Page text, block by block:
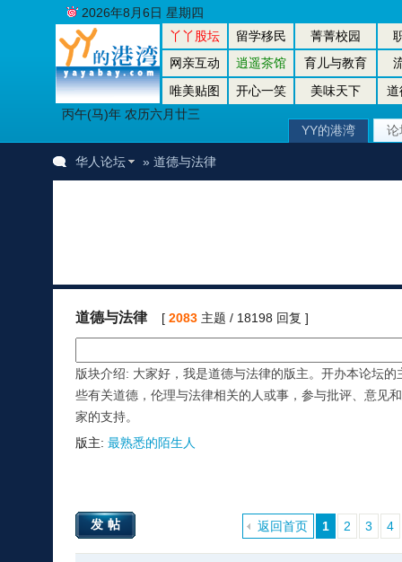
丫丫股坛 留学移民 菁菁校园
网亲互动
逍遥茶馆 育儿与教育
唯美贴图
开心一笑 美味天下
道
丙午(马)年 农历六月廿三
2026年8月6日 星期四
YY的港湾 论
华人论坛 » 道德与法律
道德与法律 [ 2083主题 / 18198 回复 ]
版块介绍: 大家好，我是道德与法律的版主。开办本论坛
些有关道德，伦理与法律相关的人或事，参与批评、意见
家的支持。
版主: 最熟悉的陌生人
1 2 3 4
返回首页
发帖